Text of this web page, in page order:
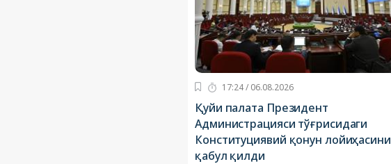
17:24 / 06.08.2026
Қуйи палата Президент
Администрацияси тўғрисидаги
Конституциявий қонун лойиҳасини
қабул қилди